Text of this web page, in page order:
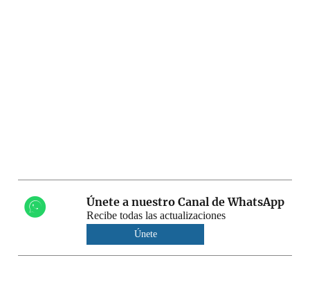
Únete a nuestro Canal de WhatsApp
Recibe todas las actualizaciones
Únete